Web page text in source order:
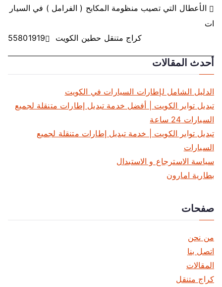
ت
ص
فّ
ح
ا
ل
م
ق
ا
ا
ت
الأعطال التي تصيب منظومة المكابح ( الفرامل ) في السيار
ات
كراج متنقل حطين الكويت 55801919
أحدث المقالات
الدليل الشامل لإطارات السيارات في الكويت
تبديل تواير الكويت | أفضل خدمة تبديل إطارات متنقلة لجميع
السيارات 24 ساعة
تبديل تواير الكويت | خدمة تبديل إطارات متنقلة لجميع
السيارات
سياسة الاسترجاع و الاستبدال
بطارية امارون
صفحات
من نحن
اتصل بنا
المقالات
كراج متنقل